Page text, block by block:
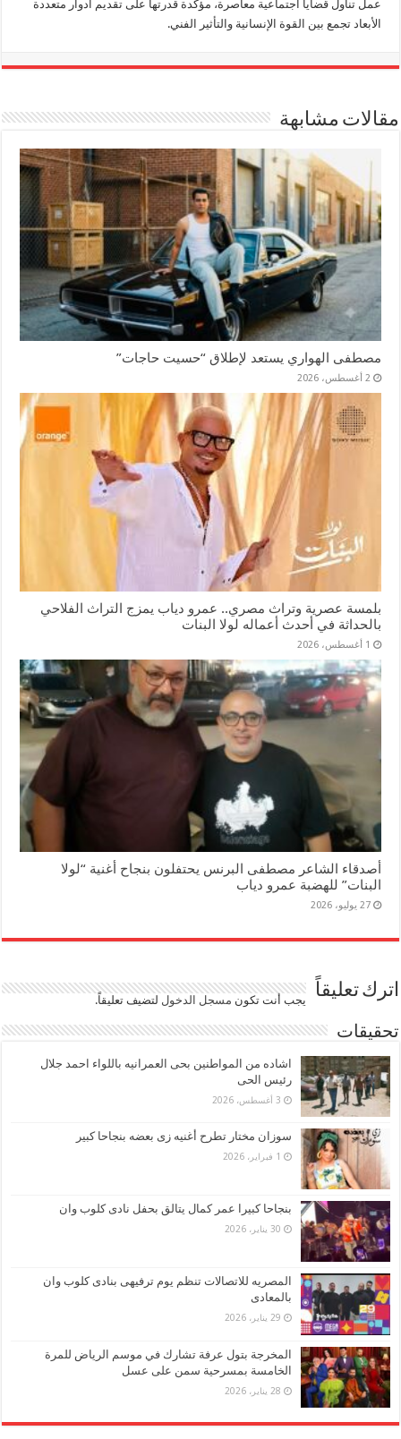
عمل تناول قضايا اجتماعية معاصرة، مؤكدة قدرتها على تقديم أدوار متعددة
الأبعاد تجمع بين القوة الإنسانية والتأثير الفني.
مقالات مشابهة
مصطفى الهواري يستعد لإطلاق “حسيت حاجات”
2 أغسطس، 2026
بلمسة عصرية وتراث مصري.. عمرو دياب يمزج التراث الفلاحي
بالحداثة في أحدث أعماله لولا البنات
1 أغسطس، 2026
أصدقاء الشاعر مصطفى البرنس يحتفلون بنجاح أغنية “لولا
البنات” للهضبة عمرو دياب
27 يوليو، 2026
اترك تعليقاً يجب أنت تكون مسجل الدخول لتضيف تعليقاً.
تحقيقات
اشاده من المواطنين بحى العمرانيه باللواء احمد جلال
رئيس الحى
3 أغسطس، 2026
سوزان مختار تطرح أغنيه زى بعضه بنجاحا كبير
1 فبراير، 2026
بنجاحا كبيرا عمر كمال يتالق بحفل نادى كلوب وان
30 يناير، 2026
المصريه للاتصالات تنظم يوم ترفيهى بنادى كلوب وان
بالمعادى
29 يناير، 2026
المخرجة بتول عرفة تشارك في موسم الرياض للمرة
الخامسة بمسرحية سمن على عسل
28 يناير، 2026